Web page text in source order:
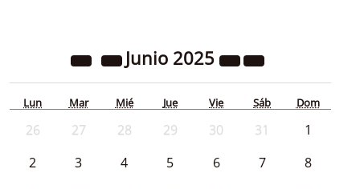
Junio 2025
Lun Mar Mié Jue Vie Sáb Dom
26 27 28 29 30 31
1
2
3 4 5 6 7
8